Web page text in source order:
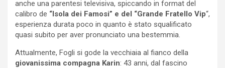
anche una parentesi televisiva, spiccando in format del
calibro de “Isola dei Famosi” e del “Grande Fratello Vip“,
esperienza durata poco in quanto è stato squalificato
quasi subito per aver pronunciato una bestemmia.
Attualmente, Fogli si gode la vecchiaia al fianco della
giovanissima compagna Karin: 43 anni, dal fascino